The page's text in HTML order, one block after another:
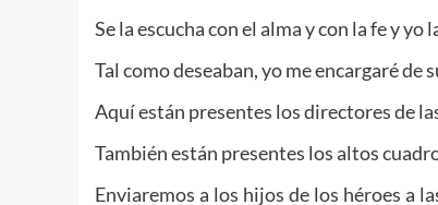
Se la escucha con el alma y con la fe y yo
Tal como deseaban, yo me encargaré de
Aquí están presentes los directores de
También están presentes los altos
Enviaremos a los hijos de los héroes a